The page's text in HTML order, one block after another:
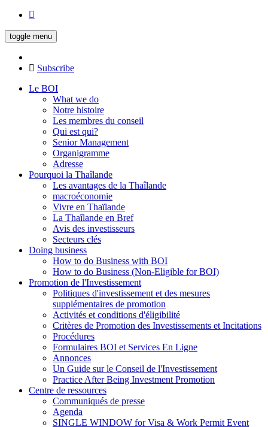
toggle menu
Subscribe
Le BOI
What we do
Notre histoire
Les membres du conseil
Qui est qui?
Senior Management
Organigramme
Adresse
Pourquoi la Thaîlande
Les avantages de la Thaîlande
macroéconomie
Vivre en Thaïlande
La Thaîlande en Bref
Avis des investisseurs
Secteurs clés
Doing business
How to do Business with BOI
How to do Business (Non-Eligible for BOI)
Promotion de l'Investissement
Politiques d'investissement et des mesures
supplémentaires de promotion
Activités et conditions d'éligibilité
Critères de Promotion des Investissements et Incitations
Procédures
Formulaires BOI et Services En Ligne
Annonces
Un Guide sur le Conseil de l'Investissement
Practice After Being Investment Promotion
Centre de ressources
Communiqués de presse
Agenda
SINGLE WINDOW for Visa & Work Permit Event